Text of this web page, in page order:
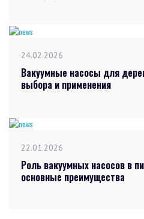
24.02.2026
Вакуумные насосы для
выбора и применения
22.01.2026
Роль вакуумных насосов в
основные преимущества